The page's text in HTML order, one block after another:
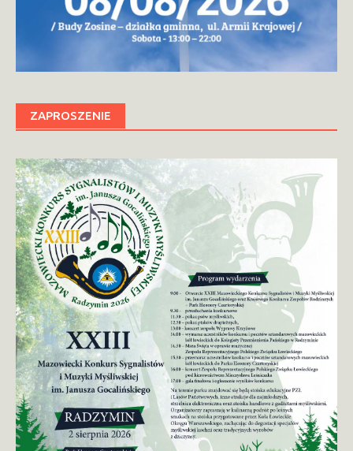
ZAPROSZENIE